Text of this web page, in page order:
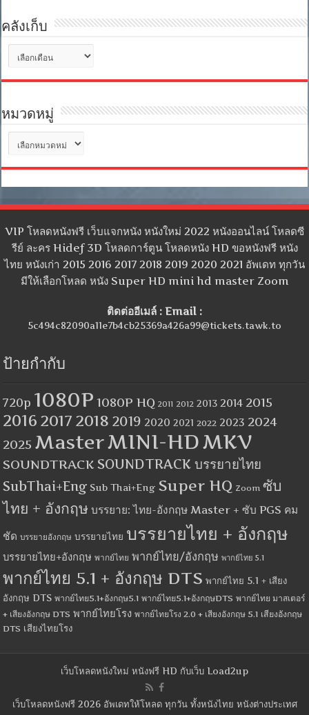
คลังเก็บ
เก็บ
หมวดหมู่
หมู่
VIP โหลดหนังฟรี เว็บแจกหนัง หนังใหม่ 2022 หนังออนไลน์ โหลดซี
รีย์ ละคร Hidef 3D โหลดการ์ตูน โหลดหนัง HD ขอหนังฟรี หนัง
ไทย หนังเก่า 2015 2016 2017 2018 2019 2020 2021 อัพเดท ทุกวัน
มีให้เลือกโหลด หนัง Super HD mini hd master Zoom
ติดต่ออีเมล์ : Email :
5c494c82090a11e7b4cb25369a426a99@tickets.tawk.to
ป้ายกำกับ
720p 1080P 1080P HQ 2011 2012 2013 2014 2015
2016 2017 2018 2019 2020 2021 2022 2023 2024
2025 MasterMINI-HDMKV
SOUNDTRACK SOUNDTRACK บรรยายไทย
SubThai+Eng Sub Thai+Eng Super HQ Zoom ซับ
ไทย + อังกฤษ บรรยาย: ไทย-อังกฤษ Master + ซับ PGS คม
ชัด บรรยายอังกฤษ บรรยายไทย บรรยายไทย + อังกฤษ
บรรยายไทย+อังกฤษ พากย์ไทย พากย์ไทย/อังกฤษ พากย์ไทย 5.1
พากย์ไทย 5.1 + อังกฤษ DTS พากย์ไทย 5.1 + เสียง
อังกฤษ DTS พากย์ไทย5.1+อังกฤษ5.1 พากย์ไทย5.1+อังกฤษDTS พากย์ไทย มาสเตอร์
+ เสียงอังกฤษ DTS พากย์ไทยโรง พากย์ไทยโรง 2.0 + เสียงอังกฤษ 5.1 เสียงอังกฤษ
DTS เสียงไทยโรง
เว็บโหลดหนังใหม่ หนังฟรี HD กับเว็บ Load2up
เว็บโหลดหนังฟรี 2026 อัพเดทให้โหลด ทุกวัน ทั้งหนังไทย หนังต่างประเทศ